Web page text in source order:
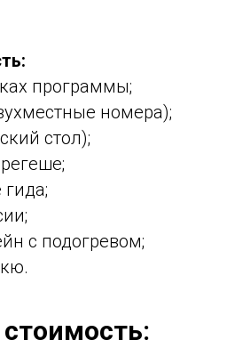
программы;
номера);
стол);
с подогревом;
стоимость: